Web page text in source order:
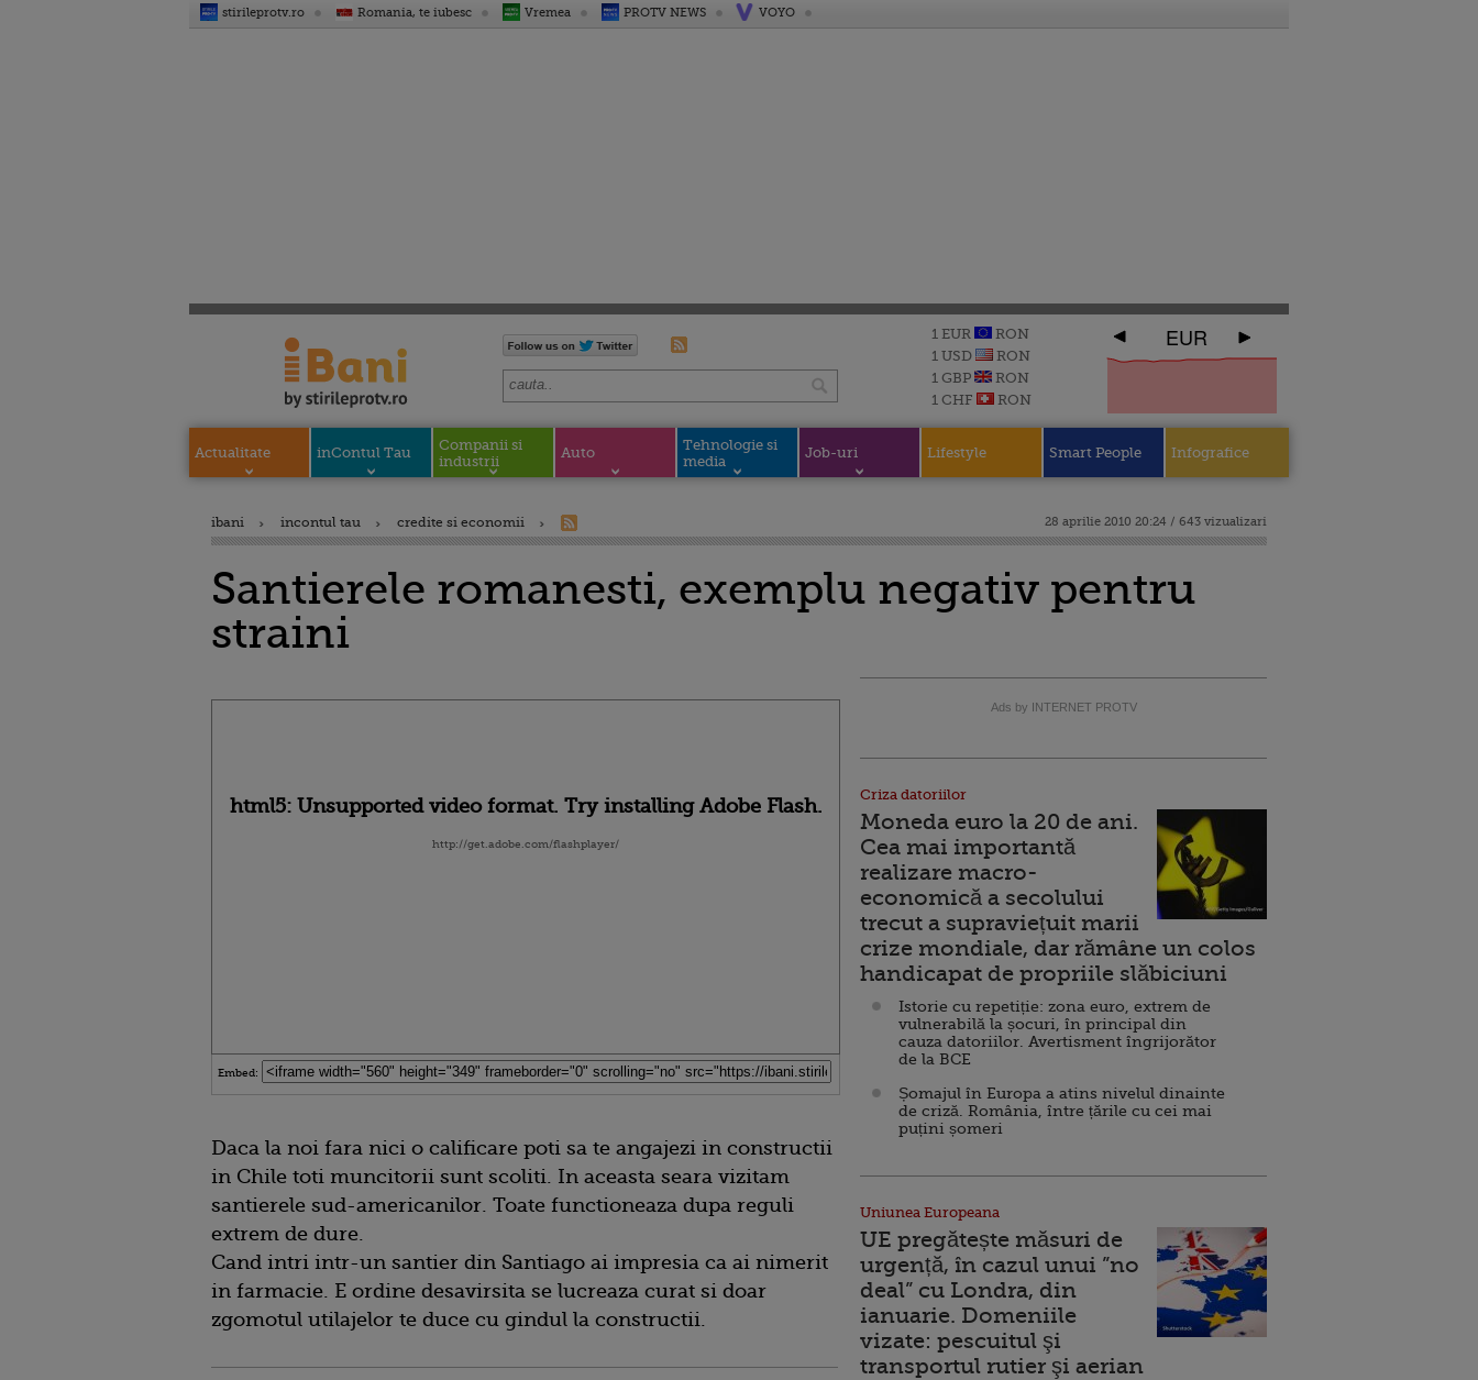
stirileprotv.ro Romania, te iubesc Vremea PROTV NEWS VOYO
1 EUR
RON
1 USD
RON
1 GBP
RON
1 CHF
RON
EUR
Actualitate inContul Tau
Companii si
industrii
Auto
Tehnologie si
media
Job-uri Lifestyle Smart People Infografice
ibani incontul tau credite si economii 28 aprilie 2010 20:24 / 643 vizualizari
Santierele romanesti, exemplu negativ pentru
straini
html5: Unsupported video format. Try installing Adobe Flash.
http://get.adobe.com/flashplayer/
Embed:
Daca la noi fara nici o calificare poti sa te angajezi in constructii
in Chile toti muncitorii sunt scoliti. In aceasta seara vizitam
santierele sud-americanilor. Toate functioneaza dupa reguli
extrem de dure.
Cand intri intr-un santier din Santiago ai impresia ca ai nimerit
in farmacie. E ordine desavirsita se lucreaza curat si doar
zgomotul utilajelor te duce cu gindul la constructii.
Ads by INTERNET PROTV
Criza datoriilor
Moneda euro la 20 de ani.
Cea mai importantă
realizare macro-
economică a secolului
trecut a supraviețuit marii
crize mondiale, dar rămâne un colos
handicapat de propriile slăbiciuni
Istorie cu repetiție: zona euro, extrem de
vulnerabilă la șocuri, în principal din
cauza datoriilor. Avertisment îngrijorător
de la BCE
Șomajul în Europa a atins nivelul dinainte
de criză. România, între țările cu cei mai
puțini șomeri
Uniunea Europeana
UE pregătește măsuri de
urgență, în cazul unui ”no
deal” cu Londra, din
ianuarie. Domeniile
vizate: pescuitul şi
transportul rutier şi aerian